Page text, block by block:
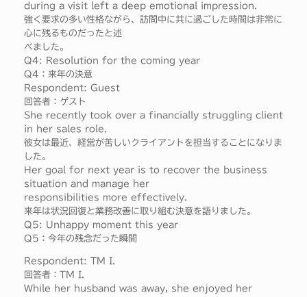
during a visit left a deep emotional impression.
強く要求の多い性格ながら、訪問中に共に過ごした時間は非常に
心に残るものだったと述
べました。
Q4: Resolution for the coming year
Q4：来年の決意
Respondent: Guest
回答者：ゲスト
She recently took over a financially struggling client
in her sales role.
彼女は最近、経営が苦しいクライアントを担当することになりま
した。
Her goal for next year is to recover the business
situation and manage her
responsibilities more effectively.
来年は状況回復と業務改善に取り組む決意を語りました。
Q5: Unhappy moment this year
Q5：今年の残念だった瞬間
Respondent: TM I.
回答者：TM I.
While her husband was away, she enjoyed her